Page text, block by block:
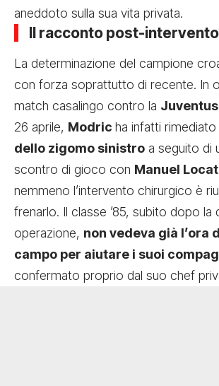
aneddoto sulla sua vita privata.
Il racconto post-
La determinazione del campione
con forza soprattutto di recente. In
match casalingo contro la Juventus
26 aprile, Modric ha infatti rimediato
dello zigomo sinistro a seguito di
scontro di gioco con Manuel
nemmeno l’intervento chirurgico è
frenarlo. Il classe ’85, subito dopo la
operazione, non vedeva già l’ora
campo per aiutare i suoi
confermato proprio dal suo chef